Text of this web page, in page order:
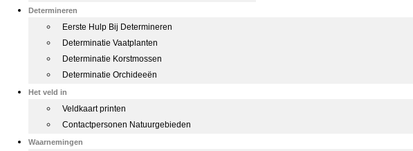
Determineren
Eerste Hulp Bij Determineren
Determinatie Vaatplanten
Determinatie Korstmossen
Determinatie Orchideeën
Het veld in
Veldkaart printen
Contactpersonen Natuurgebieden
Waarnemingen